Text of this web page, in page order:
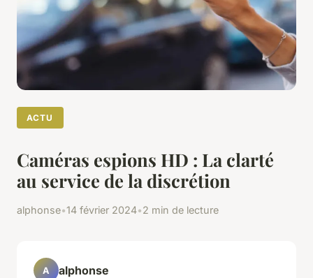
ACTU
Caméras espions HD : La clarté
au service de la discrétion
alphonse•14 février 2024•2 min de lecture
A alphonse